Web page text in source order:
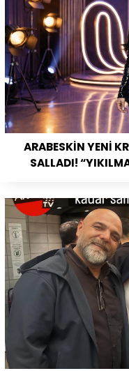
ARABESKİN YENİ
SALLADI!